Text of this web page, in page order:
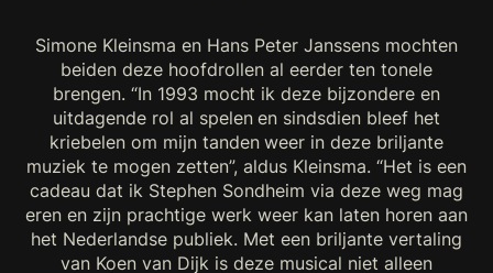
Simone Kleinsma en Hans Peter Janssens mochten
beiden deze hoofdrollen al eerder ten tonele
brengen. “In 1993 mocht ik deze bijzondere en
uitdagende rol al spelen en sindsdien bleef het
kriebelen om mijn tanden weer in deze briljante
muziek te mogen zetten”, aldus Kleinsma. “Het is een
cadeau dat ik Stephen Sondheim via deze weg mag
eren en zijn prachtige werk weer kan laten horen aan
het Nederlandse publiek. Met een briljante vertaling
van Koen van Dijk is deze musical niet alleen